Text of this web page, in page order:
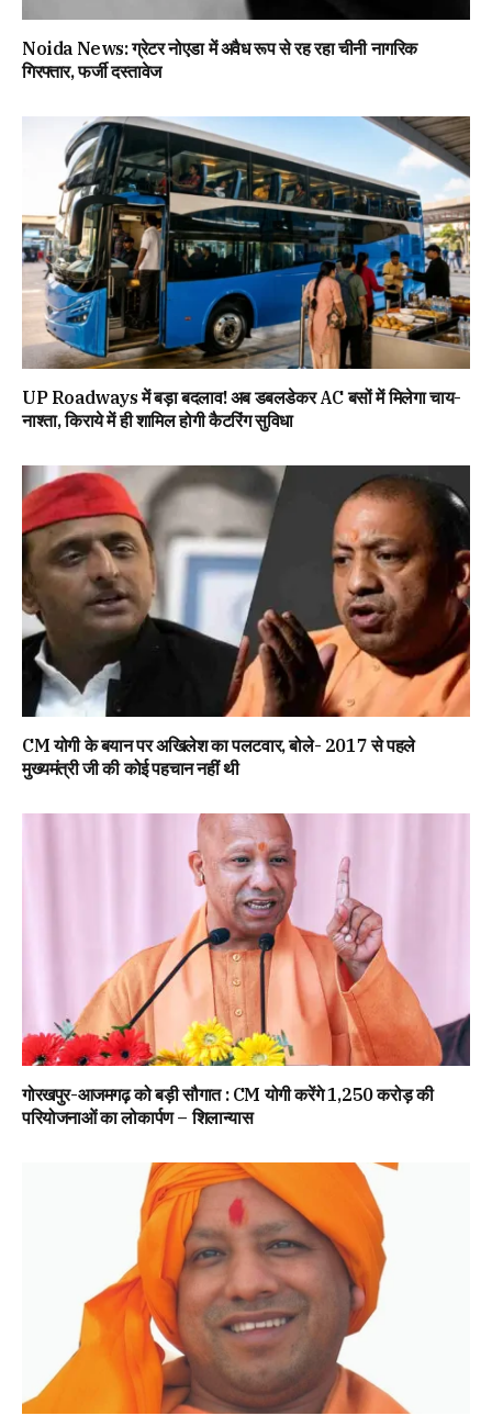
Noida News: ग्रेटर नोएडा में अवैध रूप से रह रहा चीनी नागरिक
गिरफ्तार, फर्जी दस्तावेज
UP Roadways में बड़ा बदलाव! अब डबलडेकर AC बसों में मिलेगा चाय-
नाश्ता, किराये में ही शामिल होगी कैटरिंग सुविधा
CM योगी के बयान पर अखिलेश का पलटवार, बोले- 2017 से पहले
मुख्यमंत्री जी की कोई पहचान नहीं थी
गोरखपुर-आजमगढ़ को बड़ी सौगात : CM योगी करेंगे 1,250 करोड़ की
परियोजनाओं का लोकार्पण – शिलान्यास